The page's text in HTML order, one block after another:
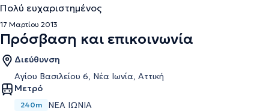
Πολύ ευχαριστημένος
17 Μαρτίου 2013
Πρόσβαση και επικοινωνία
Διεύθυνση
Αγίου Βασιλείου 6, Νέα Ιωνία, Αττική
Μετρό
240m ΝΈΑ ΙΩΝΊΑ